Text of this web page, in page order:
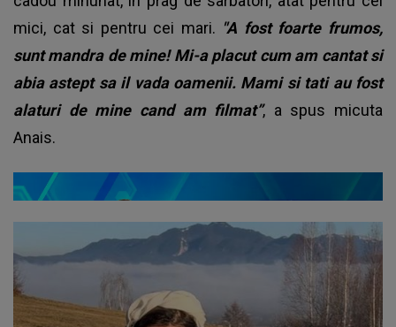
mici, cat si pentru cei mari. "A fost foarte frumos,
sunt mandra de mine! Mi-a placut cum am cantat si
abia astept sa il vada oamenii. Mami si tati au fost
alaturi de mine cand am filmat”, a spus micuta
Anais.